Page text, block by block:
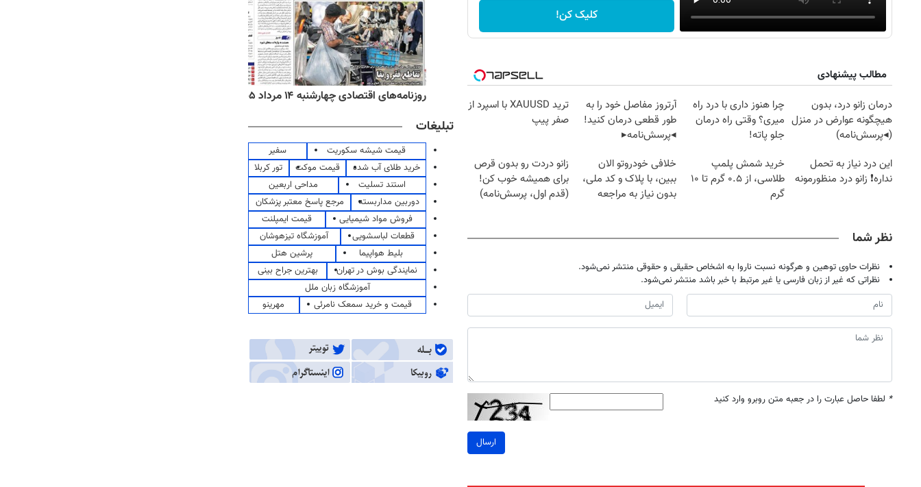
کلیک کن!
مطالب پیشنهادی
درمان زانو درد، بدون
هیچگونه عوارض در منزل
(◂پرسش‌نامه)
چرا هنوز داری با درد راه
میری؟ وقتی راه درمان
جلو پاته!
آرتروز مفاصل خود را به
طور قطعی درمان کنید!
◂پرسش‌نامه▸
ترید XAUUSD با اسپرد از
صفر پیپ
این درد نیاز به تحمل
نداره❗ زانو درد منظورمونه
خرید شمش پلمپ
طلاسی، از ۰.۵ گرم تا ۱۰
گرم
خلافی خودروتو الان
ببین، با پلاک و کد ملی،
بدون نیاز به مراجعه
زانو دردت رو بدون قرص
برای همیشه خوب کن!
(قدم اول، پرسش‌نامه)
نظر شما
نظرات حاوی توهین و هرگونه نسبت ناروا به اشخاص حقیقی و حقوقی منتشر نمی‌شود.
نظراتی که غیر از زبان فارسی یا غیر مرتبط با خبر باشد منتشر نمی‌شود.
* لطفا حاصل عبارت را در جعبه متن روبرو وارد کنید
ارسال
روزنامه‌های صبح چهارشنبه ۱۴ مرداد ۱۴۰۵ روزنامه‌های اقتصادی چهارشنبه ۱۴ مرداد ۱۴۰۵
تبلیغات
قیمت شیشه سکوریت
سفیر
خرید طلای آب شده
قیمت موکت
تور کربلا
استند تسلیت
مداحی اربعین
دوربین مداربسته
مرجع پاسخ معتبر پزشکان
فروش مواد شیمیایی
قیمت ایمپلنت
قطعات لباسشویی
آموزشگاه تیزهوشان
بلیط هواپیما
پرشین هتل
نمایندگی بوش در تهران
بهترین جراح بینی
آموزشگاه زبان ملل
قیمت و خرید سمعک نامرئی
مهرینو